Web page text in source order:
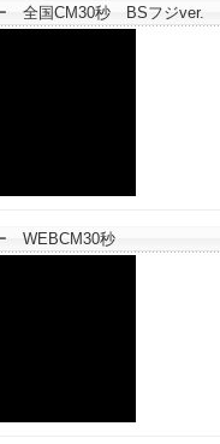
全国CM30秒 BSフジver.
WEBCM30秒